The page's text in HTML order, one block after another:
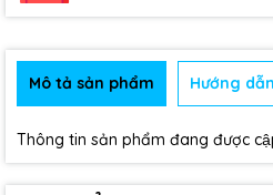
Mô tả sản phẩm Hướng
Thông tin sản phẩm đang được